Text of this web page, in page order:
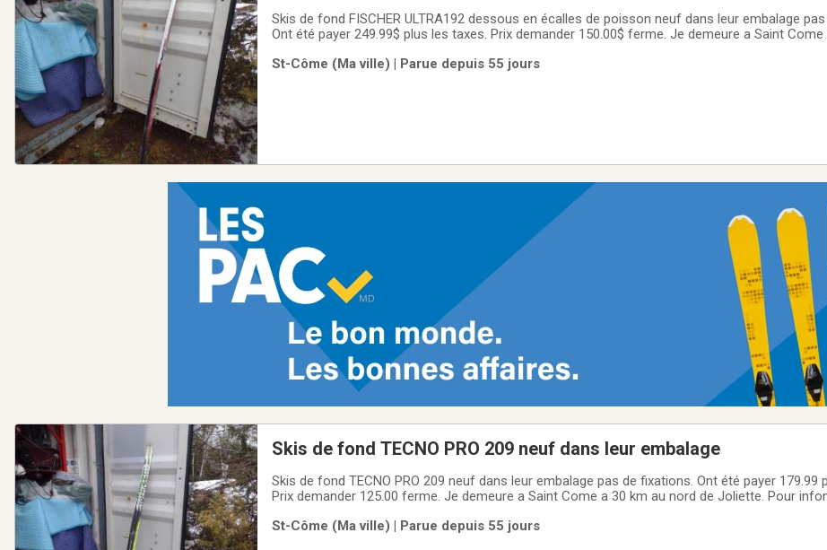
Skis de fond FISCHER ULTRA192 dessous en écalles de poisson neuf dans leur embalage pas de fixations.
Ont été payer 249.99$ plus les taxes. Prix demander 150.00$ ferme. Je demeure a Saint Come
St-Côme (Ma ville) | Parue depuis 55 jours
Skis de fond TECNO PRO 209 neuf dans leur embalage
Skis de fond TECNO PRO 209 neuf dans leur embalage pas de fixations. Ont été payer 179.99
Prix demander 125.00 ferme. Je demeure a Saint Come a 30 km au nord de Joliette. Pour
St-Côme (Ma ville) | Parue depuis 55 jours